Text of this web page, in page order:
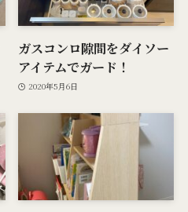
ガスコンロ隙間をダイソー
アイテムでガード！
2020年5月6日